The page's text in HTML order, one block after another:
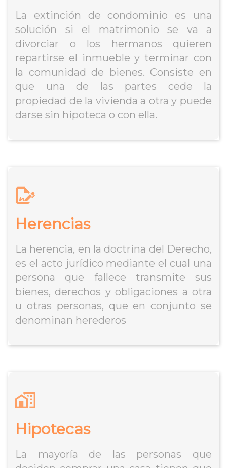
La extinción de condominio es una
solución si el matrimonio se va a
divorciar o los hermanos quieren
repartirse el inmueble y terminar con
la comunidad de bienes. Consiste en
que una de las partes cede la
propiedad de la vivienda a otra y puede
darse sin hipoteca o con ella.
Herencias
La herencia, en la doctrina del Derecho,
es el acto jurídico mediante el cual una
persona que fallece transmite sus
bienes, derechos y obligaciones a otra
u otras personas, que en conjunto se
denominan herederos
Hipotecas
La mayoría de las personas que